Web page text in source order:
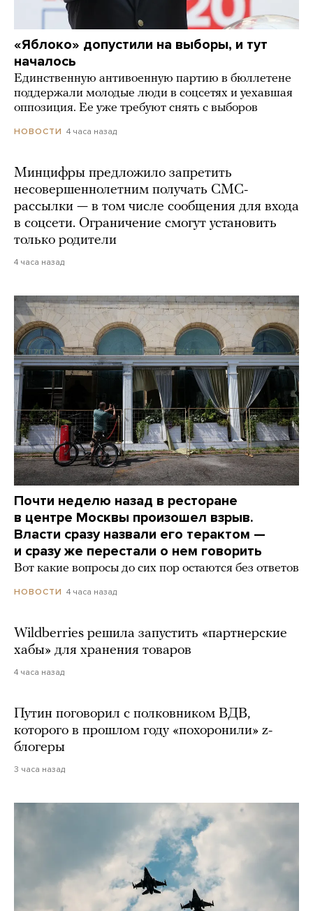
«Яблоко» допустили на выборы, и тут
началось
Единственную антивоенную партию в бюллетене
поддержали молодые люди в соцсетях и уехавшая
оппозиция. Ее уже требуют снять с выборов
НОВОСТИ 4 часа назад
Минцифры предложило запретить
несовершеннолетним получать СМС-
рассылки — в том числе сообщения для входа
в соцсети. Ограничение смогут установить
только родители
4 часа назад
Почти неделю назад в ресторане
в центре Москвы произошел взрыв.
Власти сразу назвали его терактом —
и сразу же перестали о нем говорить
Вот какие вопросы до сих пор остаются без ответов
НОВОСТИ 4 часа назад
Wildberries решила запустить «партнерские
хабы» для хранения товаров
4 часа назад
Путин поговорил с полковником ВДВ,
которого в прошлом году «похоронили» z-
блогеры
3 часа назад